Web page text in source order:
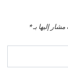
مشار إليها بـ*